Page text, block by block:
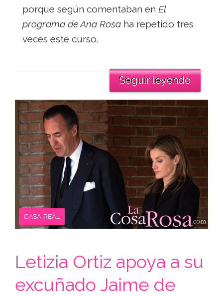
porque según comentaban en El
programa de Ana Rosa ha repetido tres
veces este curso.
Seguir leyendo
CASA REAL
Letizia Ortiz apoya a su
excuñado Jaime de